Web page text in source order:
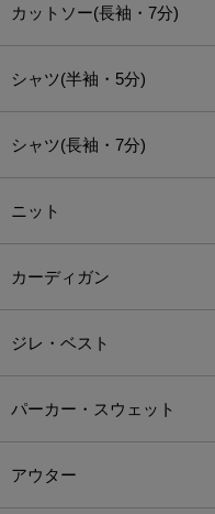
カットソー(長袖・7分)
シャツ(半袖・5分)
シャツ(長袖・7分)
ニット
カーディガン
ジレ・ベスト
パーカー・スウェット
アウター